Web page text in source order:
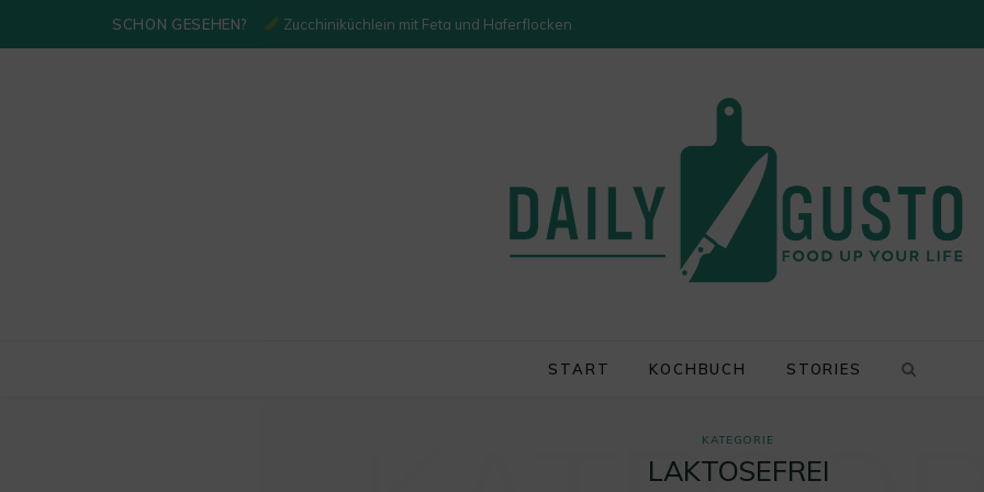
SCHON GESEHEN? Zucchiniküchlein mit Feta und Haferflocken
START KOCHBUCH STORIES
KATEGORIE
LAKTOSEFREI